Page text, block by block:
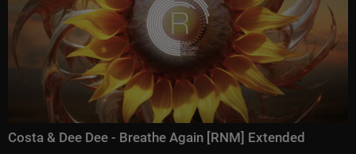
Costa & Dee Dee - Breathe Again [RNM] Extended